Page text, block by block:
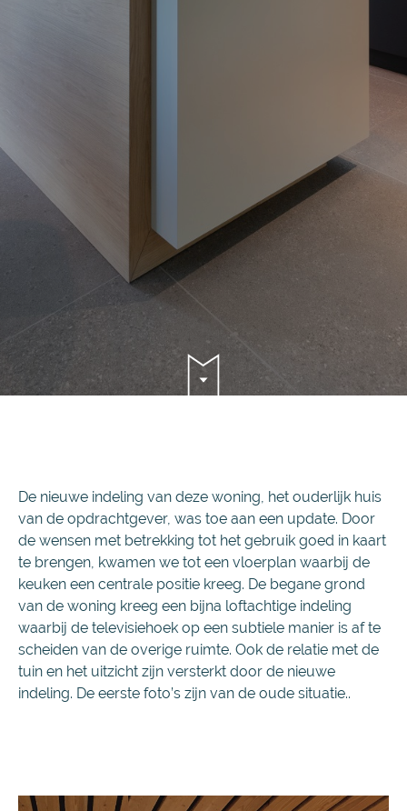
De nieuwe indeling van deze woning, het ouderlijk huis
van de opdrachtgever, was toe aan een update. Door
de wensen met betrekking tot het gebruik goed in kaart
te brengen, kwamen we tot een vloerplan waarbij de
keuken een centrale positie kreeg. De begane grond
van de woning kreeg een bijna loftachtige indeling
waarbij de televisiehoek op een subtiele manier is af te
scheiden van de overige ruimte. Ook de relatie met de
tuin en het uitzicht zijn versterkt door de nieuwe
indeling. De eerste foto’s zijn van de oude situatie..